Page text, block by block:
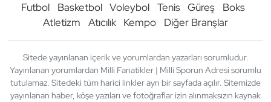
Futbol Basketbol Voleybol Tenis Güreş
Boks
Atletizm
Atıcılık Kempo Diğer Branşlar
Sitede yayınlanan içerik ve yorumlardan yazarları sorumludur.
Yayınlanan yorumlardan Milli Fanatikler | Milli Sporun Adresi sorumlu
tutulamaz. Sitedeki tüm harici linkler ayrı bir sayfada açılır. Sitemizde
yayınlanan haber, köşe yazıları ve fotoğraflar izin alınmaksızın kaynak